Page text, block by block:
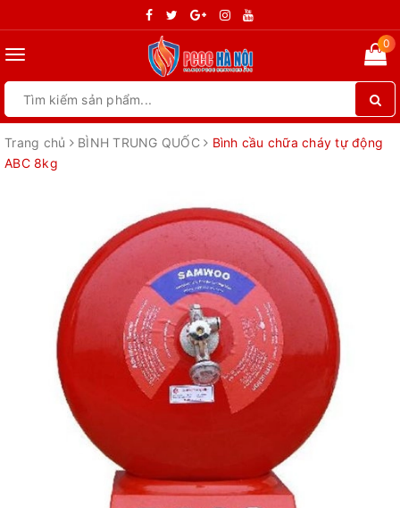
Toggle
0
Trang chủ BÌNH TRUNG QUỐC
Bình cầu chữa cháy tự động
ABC 8kg